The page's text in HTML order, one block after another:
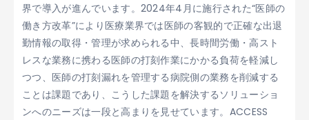
界で導入が進んでいます。2024年4月に施行された“医師の
働き方改革”により医療業界では医師の客観的で正確な出退
勤情報の取得・管理が求められる中、長時間労働・高スト
レスな業務に携わる医師の打刻作業にかかる負荷を軽減し
つつ、医師の打刻漏れを管理する病院側の業務を削減する
ことは課題であり、こうした課題を解決するソリューショ
ンへのニーズは一段と高まりを見せています。ACCESS